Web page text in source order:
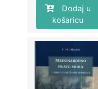
cijena
bila
je:
€13,00.
cijena
je:
€9,10.
Dodaj u
košaricu